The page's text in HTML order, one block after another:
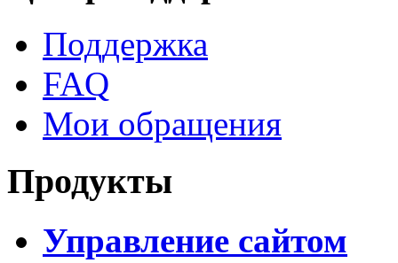
Поддержка
FAQ
Мои обращения
Продукты
Управление сайтом